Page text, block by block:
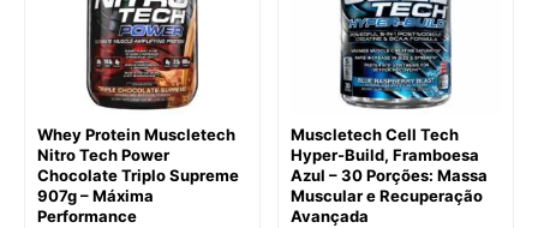
Whey Protein Muscletech
Nitro Tech Power
Chocolate Triplo Supreme
907g – Máxima
Performance
Muscletech Cell Tech
Hyper-Build, Framboesa
Azul – 30 Porções: Massa
Muscular e Recuperação
Avançada